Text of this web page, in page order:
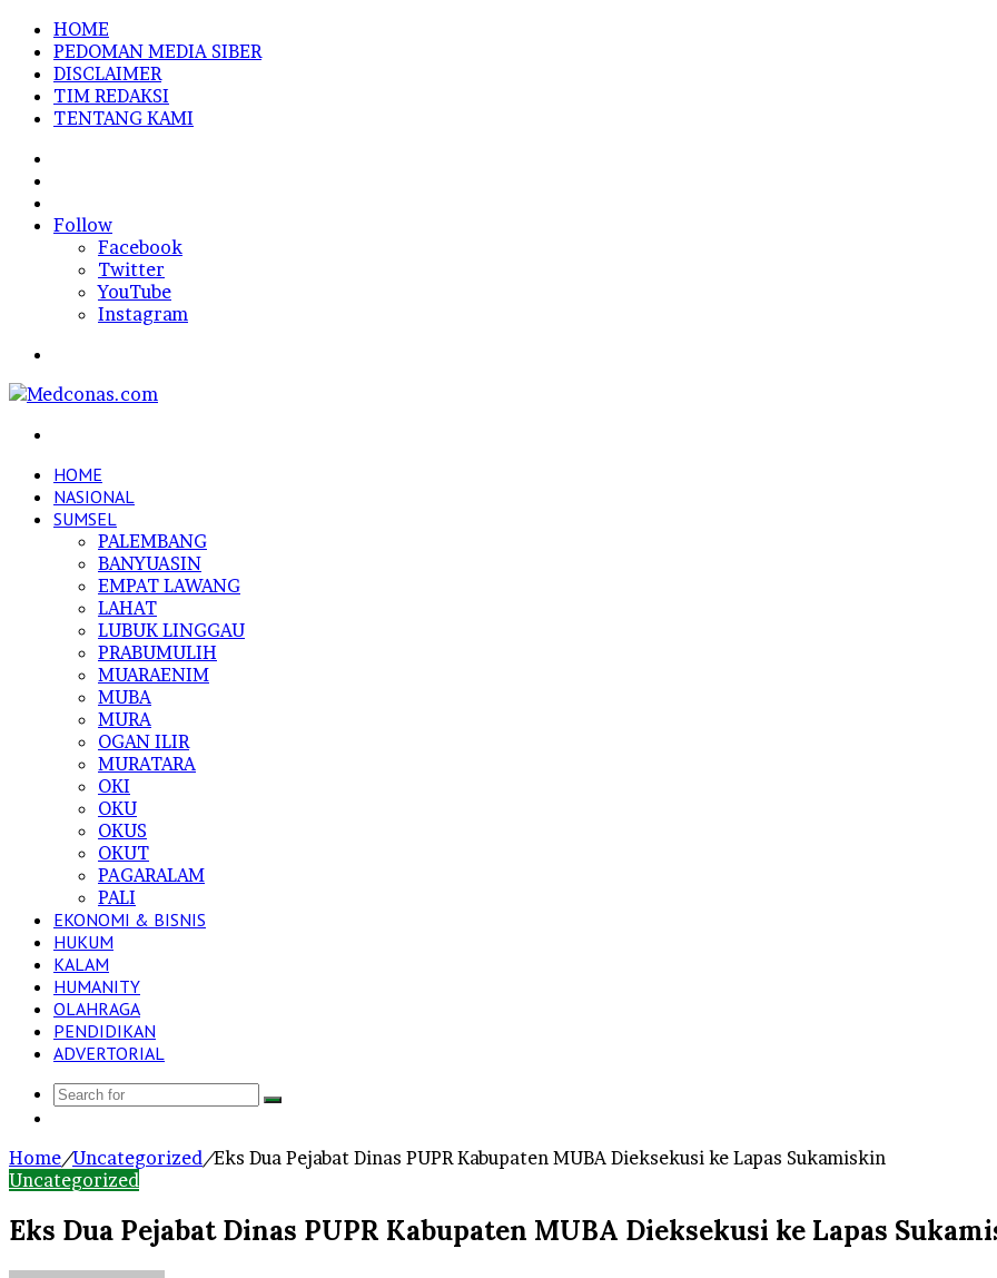
HOME
PEDOMAN MEDIA SIBER
DISCLAIMER
TIM REDAKSI
TENTANG KAMI
In
Follow
Facebook
Twitter
YouTube
Instagram
HOME
NASIONAL
SUMSEL
PALEMBANG
BANYUASIN
EMPAT LAWANG
LAHAT
LUBUK LINGGAU
PRABUMULIH
MUARAENIM
MUBA
MURA
OGAN ILIR
MURATARA
OKI
OKU
OKUS
OKUT
PAGARALAM
PALI
EKONOMI & BISNIS
HUKUM
KALAM
HUMANITY
OLAHRAGA
PENDIDIKAN
ADVERTORIAL
Search
Home/Uncategorized/Eks Dua Pejabat Dinas PUPR Kabupaten MUBA Dieksekusi ke Lapas Sukamiskin
Uncategorized
Eks Dua Pejabat Dinas PUPR Kabupaten MUBA Dieksekusi ke Lapas